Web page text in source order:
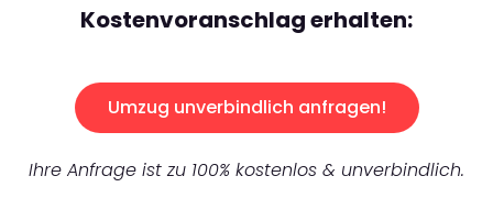
Kostenvoranschlag erhalten:
Umzug unverbindlich anfragen!
Ihre Anfrage ist zu 100% kostenlos & unverbindlich.